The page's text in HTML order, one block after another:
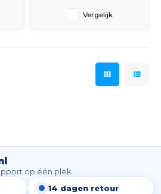
Vergelijk
op één plek
14 dagen retour